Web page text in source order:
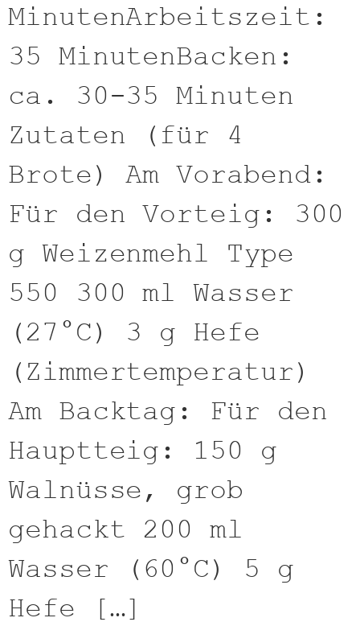
MinutenArbeitszeit:
35 MinutenBacken:
ca. 30-35 Minuten
Zutaten (für 4
Brote) Am Vorabend:
Für den Vorteig: 300
g Weizenmehl Type
550 300 ml Wasser
(27°C) 3 g Hefe
(Zimmertemperatur)
Am Backtag: Für den
Hauptteig: 150 g
Walnüsse, grob
gehackt 200 ml
Wasser (60°C) 5 g
Hefe […]